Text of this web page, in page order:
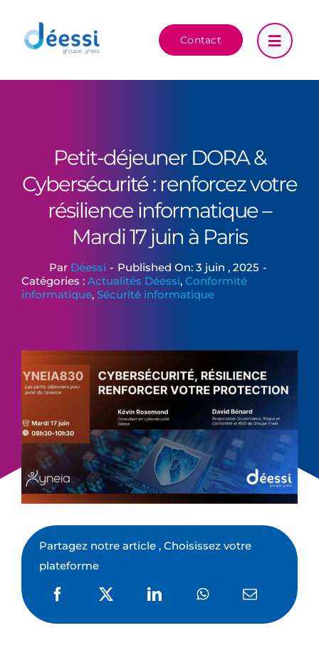
contenu
Contact
Petit-déjeuner DORA &
Cybersécurité : renforcez votre
résilience informatique –
Mardi 17 juin à Paris
Par Déessi - Published On: 3 juin , 2025 -
Catégories : Actualités Déessi, Conformité
informatique, Sécurité informatique
Partagez notre article , Choisissez votre
plateforme